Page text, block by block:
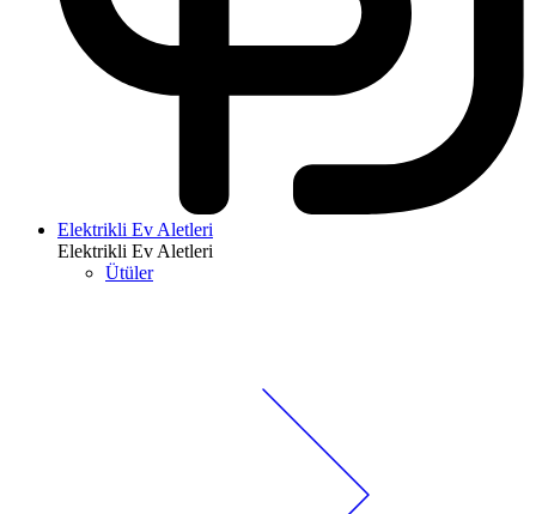
Elektrikli Ev Aletleri
Elektrikli Ev Aletleri
Ütüler